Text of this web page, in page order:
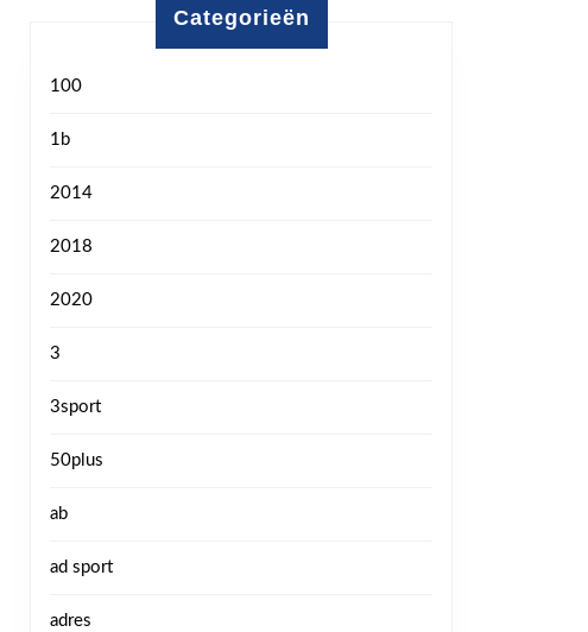
Categorieën
100
1b
2014
2018
2020
3
3sport
50plus
ab
ad sport
adres